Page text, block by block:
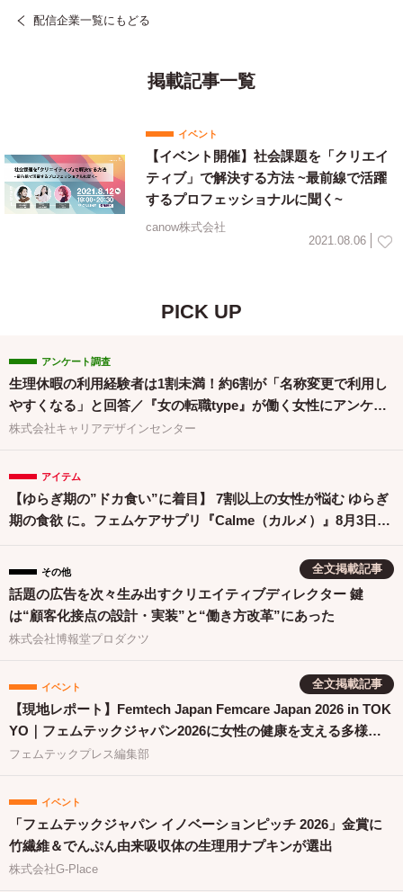
配信企業一覧にもどる
掲載記事一覧
イベント
【イベント開催】社会課題を「クリエイ
ティブ」で解決する方法 ~最前線で活躍
するプロフェッショナルに聞く~
canow株式会社
2021.08.06
PICK UP
アンケート調査
生理休暇の利用経験者は1割未満！約6割が「名称変更で利用し
やすくなる」と回答／『女の転職type』が働く女性にアンケー
ト【第134回】
株式会社キャリアデザインセンター
アイテム
【ゆらぎ期の”ドカ食い”に着目】 7割以上の女性が悩む ゆらぎ
期の食欲 に。フェムケアサプリ『Calme（カルメ）』8月3日新
全文掲載記事
その他
話題の広告を次々生み出すクリエイティブディレクター 鍵
は“顧客化接点の設計・実装”と“働き方改革”にあった
株式会社博報堂プロダクツ
全文掲載記事
イベント
【現地レポート】Femtech Japan Femcare Japan 2026 in TOK
YO｜フェムテックジャパン2026に女性の健康を支える多様な
取り組みが集結
フェムテックプレス編集部
イベント
「フェムテックジャパン イノベーションピッチ 2026」金賞に
竹繊維＆でんぷん由来吸収体の生理用ナプキンが選出
株式会社G-Place